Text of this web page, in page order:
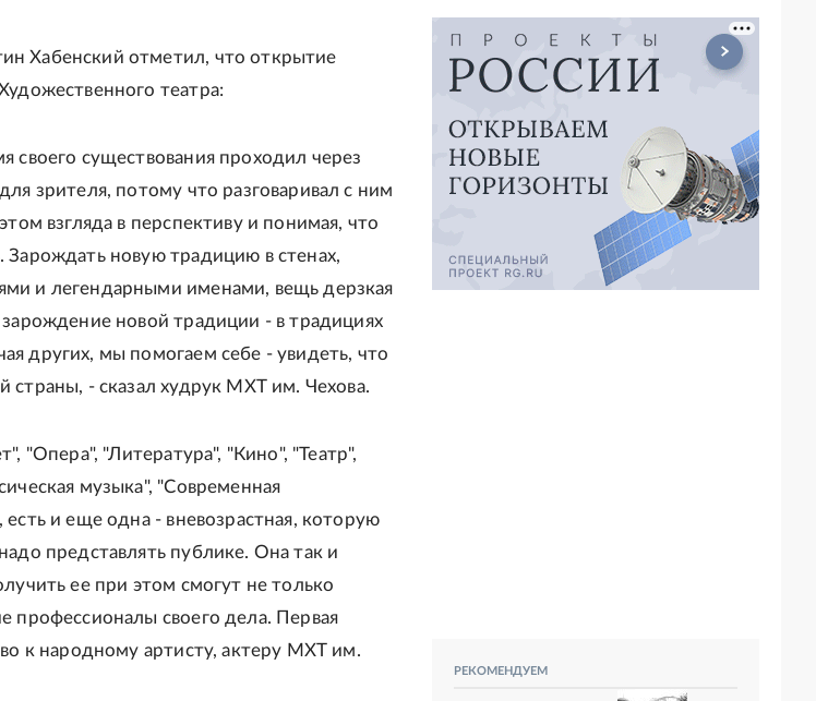
Хабенский отметил, что открытие
театра:
своего существования проходил через
зрителя, потому что разговаривал с ним
взгляда в перспективу и понимая, что
новую традицию в стенах,
и легендарными именами, вещь дерзкая
новой традиции - в традициях
других, мы помогаем себе - увидеть, что
страны, - сказал худрук МХТ им. Чехова.
"Опера", "Литература", "Кино", "Театр",
музыка", "Современная
и еще одна - вневозрастная, которую
представлять публике. Она так и
ее при этом смогут не только
профессионалы своего дела. Первая
к народному артисту, актеру МХТ им.
РЕКОМЕНДУЕМ